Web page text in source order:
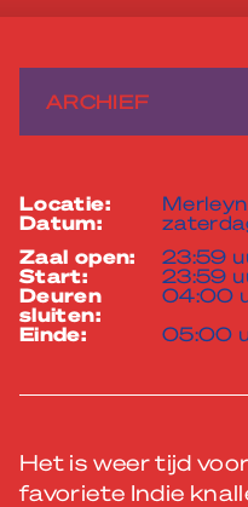
ARCHIEF
locatie: Merleyn
datum:
zaal open:
23:59
start: 23:59
deuren
sluiten:
04:00
einde:
05:00
Het is weer tijd
favoriete Indie